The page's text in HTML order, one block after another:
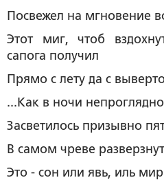
Посвежел на мгновение
Этот миг, чтоб
сапога получил
Прямо с лету да с
...Как в ночи
Засветилось призывно
В самом чреве
Это - сон или явь, иль